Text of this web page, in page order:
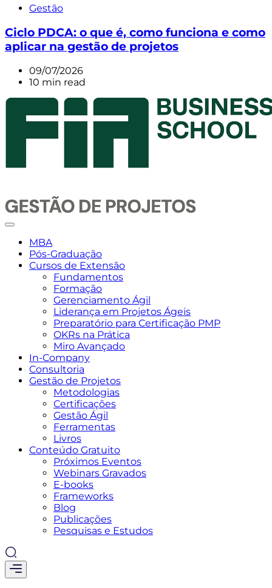
Gestão
Ciclo PDCA: o que é, como funciona e como
aplicar na gestão de projetos
09/07/2026
10 min read
MBA
Pós-Graduação
Cursos de Extensão
Fundamentos
Formação
Gerenciamento Ágil
Liderança em Projetos Ágeis
Preparatório para Certificação PMP
OKRs na Prática
Miro Avançado
In-Company
Consultoria
Gestão de Projetos
Metodologias
Certificações
Gestão Ágil
Ferramentas
Livros
Conteúdo Gratuito
Próximos Eventos
Webinars Gravados
E-books
Frameworks
Blog
Publicações
Pesquisas e Estudos